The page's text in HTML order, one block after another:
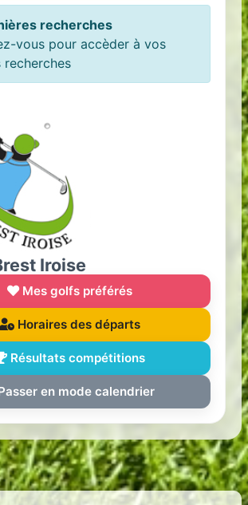
recherches
vous pour accèder à vos
recherches
Iroise
Mes golfs préférés
Horaires des départs
Résultats compétitions
en mode calendrier